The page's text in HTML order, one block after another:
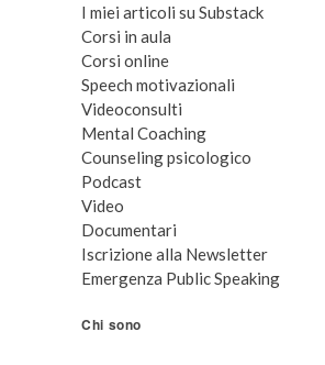
I miei articoli su Substack
Corsi in aula
Corsi online
Speech motivazionali
Videoconsulti
Mental Coaching
Counseling psicologico
Podcast
Video
Documentari
Iscrizione alla Newsletter
Emergenza Public Speaking
Chi sono